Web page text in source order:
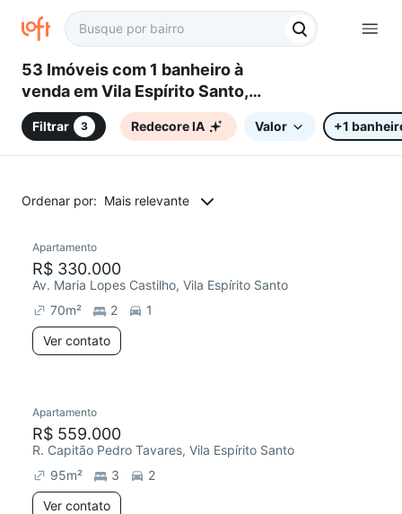
53 Imóveis com 1 banheiro à
venda em Vila Espírito Santo,
Sorocaba, SP
Filtrar 3 Redecore IA Valor +1
Ordenar por: Mais relevante
Redecorar
Apartamento
R$ 330.000
Av. Maria Lopes Castilho, Vila Espírito Santo
70m² 2
1
Ver contato
Chegou há 1 dia
Apartamento
R$ 559.000
R. Capitão Pedro Tavares, Vila Espírito Santo
95m² 3
2
Ver contato